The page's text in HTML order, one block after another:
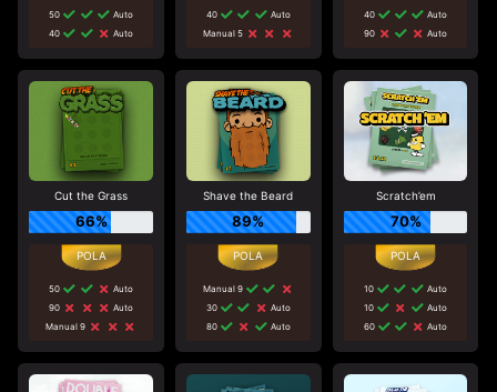
50
Auto
40
Auto
40
Auto
Manual 5
40
Auto
90
Auto
Cut the Grass
66%
50
Auto
90
Auto
Manual 9
Shave the Beard
89%
Manual 9
30
Auto
80
Auto
Scratch’em
70%
10
Auto
10
Auto
60
Auto